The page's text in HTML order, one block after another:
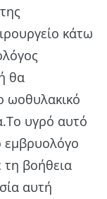
κάτω
θα
ωοθυλακικό
υγρό αυτό
εμβρυολόγο
βοήθεια
αυτή